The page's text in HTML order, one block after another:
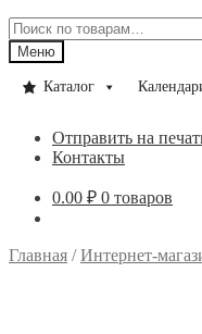
Искать:
Меню
Каталог
Отправить на
Контакты
0.00 ₽ 0 товаров
Главная /Интернет-